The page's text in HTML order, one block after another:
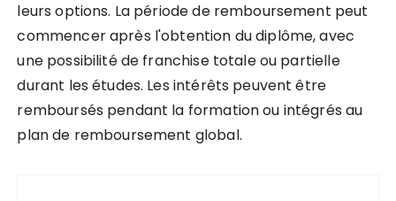
leurs options. La période de remboursement peut
commencer après l'obtention du diplôme, avec
une possibilité de franchise totale ou partielle
durant les études. Les intérêts peuvent être
remboursés pendant la formation ou intégrés au
plan de remboursement global.